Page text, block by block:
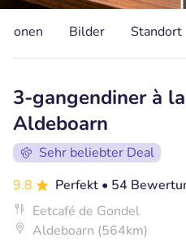
Bilder Standort
3-gangendiner à
Aldeboarn
Sehr beliebter Deal
9.8
Perfekt • 54
Eetcafé de Gondel
Aldeboarn (564km)